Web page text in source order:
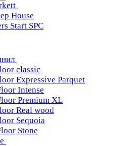
House
Start SPC
classic
Expressive Parquet
Intense
Premium XL
Real wood
Sequoia
Stone